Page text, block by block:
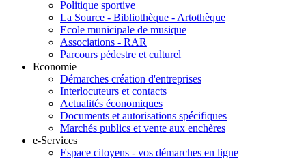
Politique sportive
La Source - Bibliothèque - Artothèque
Ecole municipale de musique
Associations - RAR
Parcours pédestre et culturel
Economie
Démarches création d'entreprises
Interlocuteurs et contacts
Actualités économiques
Documents et autorisations spécifiques
Marchés publics et vente aux enchères
e-Services
Espace citoyens - vos démarches en ligne